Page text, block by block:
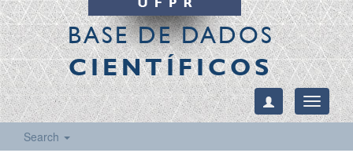
BASE DE DADOS
CIENTÍFICOS
Toggle
Search